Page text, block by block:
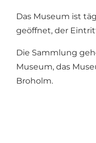
Das Museum ist
geöffnet, der
Die Sammlung
Museum, das
Broholm.